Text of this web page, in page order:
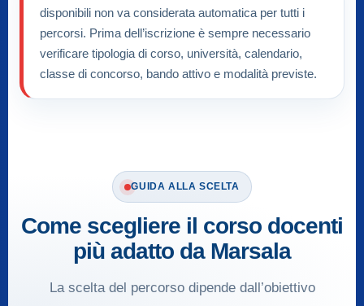
disponibili non va considerata automatica per tutti i
percorsi. Prima dell’iscrizione è sempre necessario
verificare tipologia di corso, università, calendario,
classe di concorso, bando attivo e modalità previste.
GUIDA ALLA SCELTA
Come scegliere il corso docenti
più adatto da Marsala
La scelta del percorso dipende dall’obiettivo